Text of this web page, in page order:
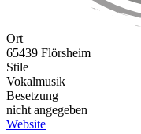
Ort
65439 Flörsheim
Stile
Vokalmusik
Besetzung
nicht angegeben
Website